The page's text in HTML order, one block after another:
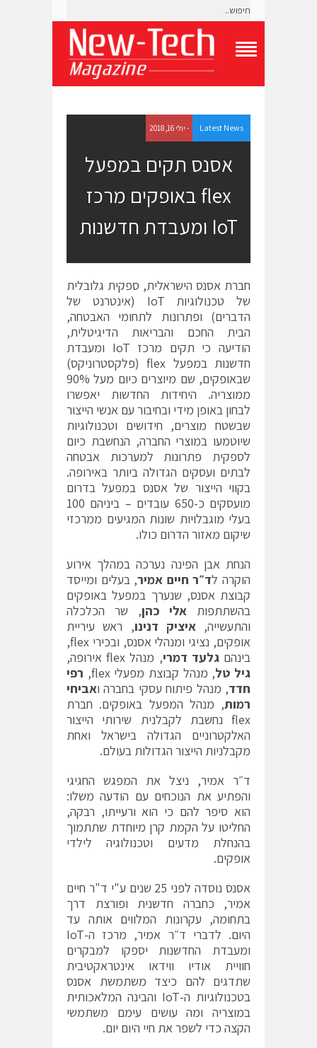
g
l
e
N
M
n
u
Latest News - יולי 16, 2018
אסנס תקים במפעל
flex באופקים מרכז
IoT ומעבדת חדשנות
חברת אסנס הישראלית, ספקית גלובלית
של טכנולוגיות IoT (אינטרנט של
הדברים) ופתרונות לתחומי האבטחה,
הבית החכם והבריאות הדיגיטלית,
הודיעה כי תקים מרכז IoT ומעבדת
חדשנות במפעל flex (פלקסטרוניקס)
שבאופקים, שם מיוצרים כיום מעל 90%
ממוצריה. היחידות החדשות יאפשרו
לבחון באופן מידי ובחיבור עם אנשי הייצור
שבשטח מוצרים, חידושים וטכנולוגיות
שיוטמעו במוצרי החברה, הנחשבת כיום
לספקית פתרונות למערכות אבטחה
לבתים ועסקים הגדולה ביותר באירופה.
בקווי הייצור של אסנס במפעל בדרום
מועסקים כ-650 עובדים – ביניהם 100
בעלי מוגבלויות שונות המגיעים ממרכזי
שיקום מאזור הדרום כולו.
הנחת אבן הפינה נערכה במהלך אירוע
הוקרה לד״ר חיים אמיר, בעלים ומייסד
קבוצת אסנס, שנערך במפעל באופקים
בהשתתפות אלי כהן, שר הכלכלה
והתעשייה,איציק דנינו, ראש עיריית
אופקים, נציגי ומנהלי אסנס, ובכירי flex,
בינהםגלעד דמרי, מנהל flex אירופה,
גיל טל, מנהל קבוצת מפעלי flex,
רפי
חדד, מנהל פיתוח עסקי בחברה ואביחי
רמות, מנהל המפעל באופקים. חברת
flex נחשבת לקבלנית שירותי הייצור
האלקטרוניים הגדולה בישראל ואחת
מקבלניות הייצור הגדולות בעולם.
ד״ר אמיר, ניצל את המפגש החגיגי
והפתיע את הנוכחים עם הודעה משלו:
הוא סיפר להם כי הוא ורעייתו, רבקה,
החליטו על הקמת קרן מיוחדת שתתמוך
בהנחלת מדעים וטכנולוגיה לילדי
אופקים.
אסנס נוסדה לפני 25 שנים ע"י ד"ר חיים
אמיר, כחברה חדשנית ופורצת דרך
בתחומה, עקרונות המלווים אותה עד
היום. לדברי ד״ר אמיר, מרכז ה-IoT
ומעבדת החדשנות יספקו למבקרים
חוויית אודיו ווידאו אינטראקטיבית
שתדגים להם כיצד משתמשת אסנס
בטכנולוגיות ה-IoT והבינה המלאכותית
במוצריה ומה עושים עימם משתמשי
הקצה כדי לשפר את חיי היום יום.